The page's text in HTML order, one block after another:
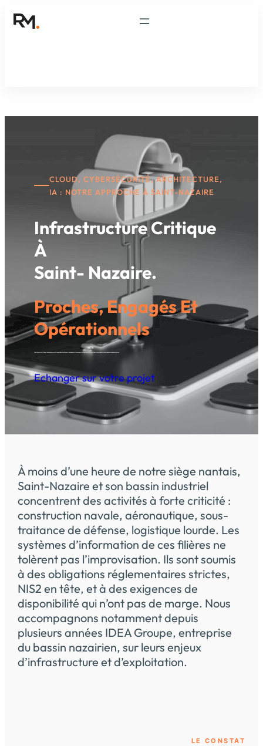
CLOUD, CYBERSÉCURITÉ, ARCHITECTURE,
IA : NOTRE APPROCHE À SAINT-NAZAIRE
Infrastructure Critique
À
Saint- Nazaire.
Proches, Engagés Et
Opérationnels
Echanger sur votre projet
À moins d’une heure de notre siège nantais,
Saint-Nazaire et son bassin industriel
concentrent des activités à forte criticité :
construction navale, aéronautique, sous-
traitance de défense, logistique lourde. Les
systèmes d’information de ces filières ne
tolèrent pas l’improvisation. Ils sont soumis
à des obligations réglementaires strictes,
NIS2 en tête, et à des exigences de
disponibilité qui n’ont pas de marge. Nous
accompagnons notamment depuis
plusieurs années IDEA Groupe, entreprise
du bassin nazairien, sur leurs enjeux
d’infrastructure et d’exploitation.
LE CONSTAT